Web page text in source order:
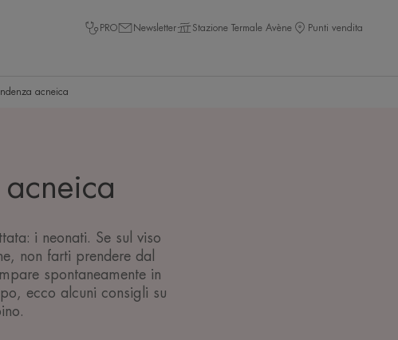
PRO Newsletter Stazione Termale Avène Punti vendita
acneica
i neonati. Se sul viso
non farti prendere dal
spontaneamente in
ecco alcuni consigli su